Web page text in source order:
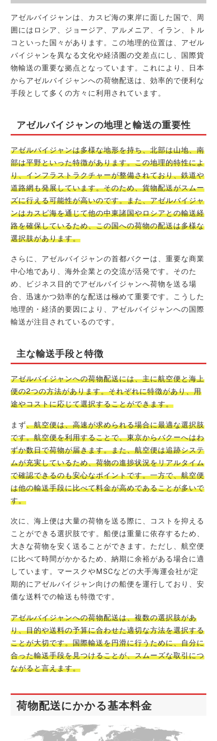
アゼルバイジャンは、カスピ海の東岸に面した国で、周
囲にはロシア、ジョージア、アルメニア、イラン、トル
コといった国々があります。この地理的位置は、アゼル
バイジャンを異なる文化や経済圏の交差点にし、国際貨
物輸送の重要な拠点となっています。これにより、日本
からアゼルバイジャンへの荷物配送は、効率的で便利な
手段として多くの方々に利用されています。
アゼルバイジャンの地理と輸送の重要性
アゼルバイジャンは多様な地形を持ち、北部は山地、南
部は平野といった特徴があります。この地理的特性によ
り、インフラストラクチャーが整備されており、鉄道や
道路網も発展しています。そのため、貨物配送がスムー
ズに行える可能性が高いのです。また、アゼルバイジャ
ンはカスピ海を通じて他の中東諸国やロシアとの輸送経
路を確保しているため、この国への荷物の配送は多様な
選択肢があります。
さらに、アゼルバイジャンの首都バクーは、重要な商業
中心地であり、海外企業との交流が活発です。そのた
め、ビジネス目的でアゼルバイジャンへ荷物を送る場
合、迅速かつ効率的な配送は極めて重要です。こうした
地理的・経済的要因により、アゼルバイジャンへの国際
輸送が注目されているのです。
主な輸送手段と特徴
アゼルバイジャンへの荷物配送には、主に航空便と海上
便の2つの方法があります。それぞれに特徴があり、用
途やコストに応じて選択することができます。
まず、航空便は、高速が求められる場合に最適な選択肢
です。航空便を利用することで、東京からバクーへはわ
ずか数日で荷物が届きます。また、航空便は追跡システ
ムが充実しているため、荷物の進捗状況をリアルタイム
で確認できるのも安心なポイントです。一方で、航空便
は他の輸送手段に比べて料金が高めであることが多いで
す。
次に、海上便は大量の荷物を送る際に、コストを抑える
ことができる選択肢です。船便は重量に依存するため、
大きな荷物を安く送ることができます。ただし、航空便
に比べて時間がかかるため、納期に余裕がある場合に適
しています。マースクやMSCなどの大手海運会社が定
期的にアゼルバイジャン向けの船便を運行しており、安
価な送料での輸送も特徴です。
アゼルバイジャンへの荷物配送は、複数の選択肢があ
り、目的や送料の予算に合わせた適切な方法を選択する
ことが大切です。国際輸送を円滑に行うために、自分に
合った輸送手段を見つけることが、スムーズな取引につ
ながると言えます。
荷物配送にかかる基本料金